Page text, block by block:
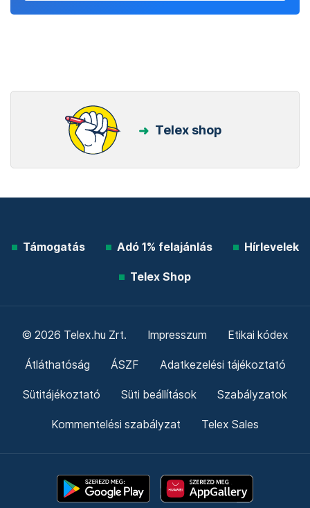
Telex shop
Támogatás Adó 1% felajánlás Hírlevelek
Telex Shop
© 2026 Telex.hu Zrt. Impresszum Etikai kódex
Átláthatóság ÁSZF Adatkezelési tájékoztató
Sütitájékoztató Süti beállítások Szabályzatok
Kommentelési szabályzat Telex Sales